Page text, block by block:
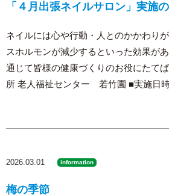
「４月出張ネイルサロン」実施
ネイルには心や行動・人とのかかわり
スホルモンが減少するといった効果が
通じて皆様の健康づくりのお役にたて
所 老人福祉センター 若竹園 ■実施日
2026.03.01 information
梅の季節